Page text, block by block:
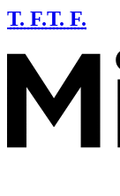
T. F.T. F.